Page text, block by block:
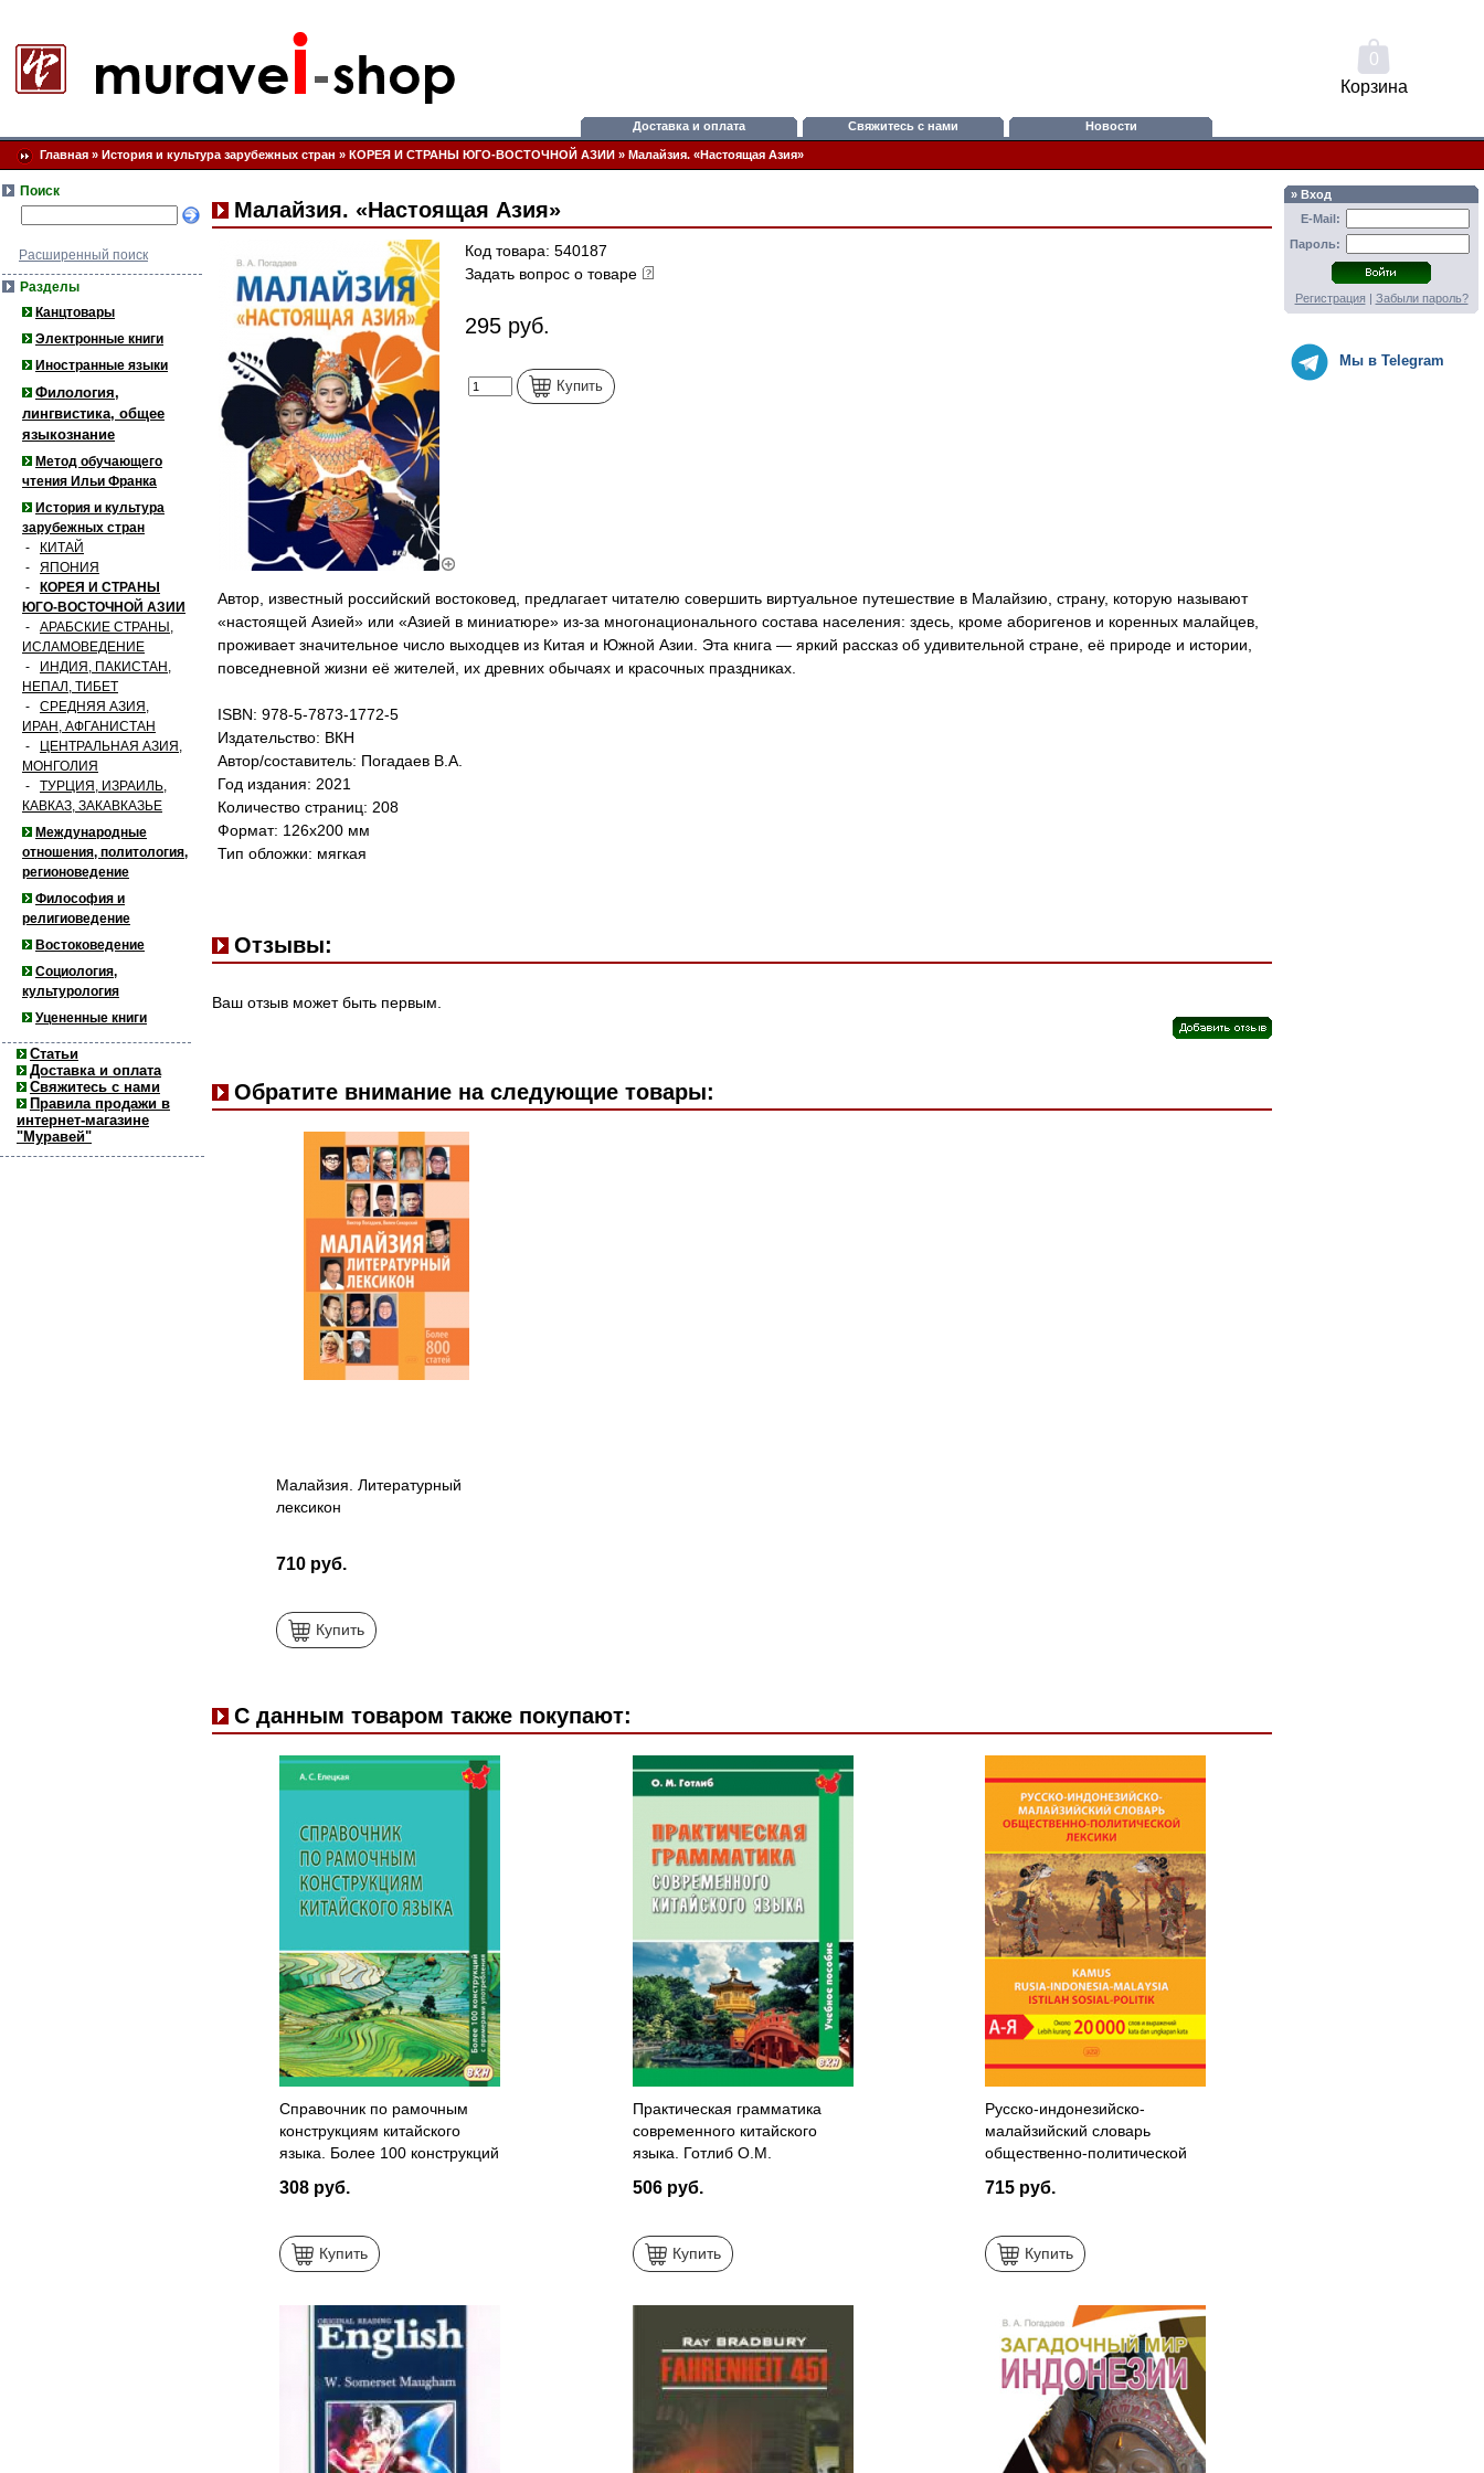
0
Корзина
Доставка и оплата Свяжитесь с нами Новости
Главная » История и культура зарубежных стран » КОРЕЯ И СТРАНЫ ЮГО-ВОСТОЧНОЙ АЗИИ » Малайзия. «Настоящая Азия»
Поиск
Расширенный поиск
Разделы
Канцтовары
Электронные книги
Иностранные языки
Филология,
лингвистика, общее
языкознание
Метод обучающего
чтения Ильи Франка
История и культура
зарубежных стран
-
КИТАЙ
- ЯПОНИЯ
-
КОРЕЯ И СТРАНЫ
ЮГО-ВОСТОЧНОЙ АЗИИ
- АРАБСКИЕ СТРАНЫ,
ИСЛАМОВЕДЕНИЕ
-
ИНДИЯ, ПАКИСТАН,
НЕПАЛ, ТИБЕТ
- СРЕДНЯЯ АЗИЯ,
ИРАН, АФГАНИСТАН
-
ЦЕНТРАЛЬНАЯ АЗИЯ,
МОНГОЛИЯ
- ТУРЦИЯ, ИЗРАИЛЬ,
КАВКАЗ, ЗАКАВКАЗЬЕ
Международные
отношения, политология,
регионоведение
Философия и
религиоведение
Востоковедение
Социология,
культурология
Уцененные книги
Статьи
Доставка и оплата
Свяжитесь с нами
Правила продажи в
интернет-магазине
"Муравей"
Малайзия. «Настоящая Азия»
Код товара: 540187
Задать вопрос о товаре
295 руб.
Купить
Автор, известный российский востоковед, предлагает читателю совершить виртуальное путешествие в Малайзию, страну, которую называют
«настоящей Азией» или «Азией в миниатюре» из-за многонационального состава населения: здесь, кроме аборигенов и коренных малайцев,
проживает значительное число выходцев из Китая и Южной Азии. Эта книга — яркий рассказ об удивительной стране, её природе и истории,
повседневной жизни её жителей, их древних обычаях и красочных праздниках.
ISBN: 978-5-7873-1772-5
Издательство: ВКН
Автор/составитель: Погадаев В.А.
Год издания: 2021
Количество страниц: 208
Формат: 126х200 мм
Тип обложки: мягкая
Отзывы:
Ваш отзыв может быть первым.
Обратите внимание на следующие товары:
Малайзия. Литературный
лексикон
710 руб.
Купить
С данным товаром также покупают:
Справочник по рамочным
конструкциям китайского
языка. Более 100 конструкций
308 руб.
Купить
Практическая грамматика
современного китайского
языка. Готлиб О.М.
506 руб.
Купить
Русско-индонезийско-
малайзийский словарь
общественно-политической
715 руб.
Купить
» Вход
E-Mail:
Пароль:
Регистрация | Забыли пароль?
Мы в Telegram